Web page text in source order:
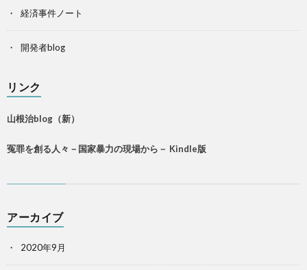
経済事件ノート
開発者blog
リンク
山根治blog（新）
冤罪を創る人々－国家暴力の現場から－ Kindle版
アーカイブ
2020年9月